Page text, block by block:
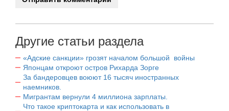
Другие статьи раздела
«Адские санкции» грозят началом большой войны
Японцам откроют остров Рихарда Зорге
За бандеровцев воюют 16 тысяч иностранных
наемников.
Мигрантам вернули 4 миллиона зарплаты.
Что такое криптокарта и как использовать в